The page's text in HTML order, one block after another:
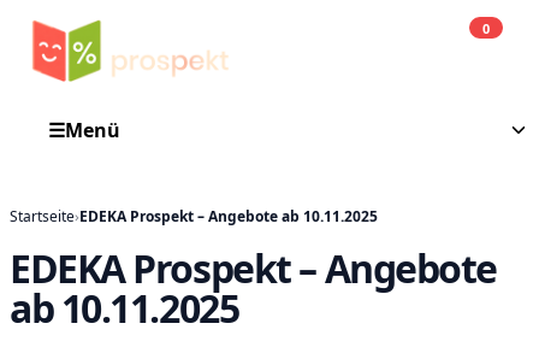
0
☰Menü
Startseite›EDEKA Prospekt – Angebote ab 10.11.2025
EDEKA Prospekt – Angebote
ab 10.11.2025